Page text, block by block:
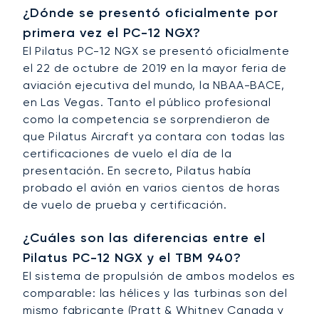
¿Dónde se presentó oficialmente por
primera vez el PC-12 NGX?
El Pilatus PC-12 NGX se presentó oficialmente
el 22 de octubre de 2019 en la mayor feria de
aviación ejecutiva del mundo, la NBAA-BACE,
en Las Vegas. Tanto el público profesional
como la competencia se sorprendieron de
que Pilatus Aircraft ya contara con todas las
certificaciones de vuelo el día de la
presentación. En secreto, Pilatus había
probado el avión en varios cientos de horas
de vuelo de prueba y certificación.
¿Cuáles son las diferencias entre el
Pilatus PC-12 NGX y el TBM 940?
El sistema de propulsión de ambos modelos es
comparable: las hélices y las turbinas son del
mismo fabricante (Pratt & Whitney Canada y